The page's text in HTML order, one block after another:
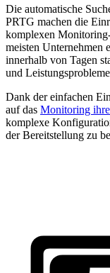
Die automatische
PRTG machen die
komplexen
meisten Unternehmen
innerhalb von Tagen
und
Dank der einfachen
auf das Monitoring
komplexe
der Bereitstellung zu